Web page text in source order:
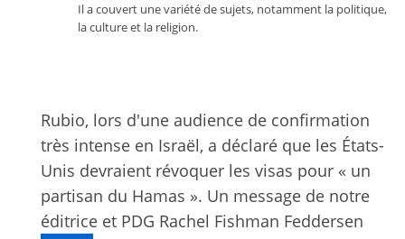
Il a couvert une variété de sujets, notamment la politique,
la culture et la religion.
Rubio, lors d'une audience de confirmation
très intense en Israël, a déclaré que les États-
Unis devraient révoquer les visas pour « un
partisan du Hamas ». Un message de notre
éditrice et PDG Rachel Fishman Feddersen